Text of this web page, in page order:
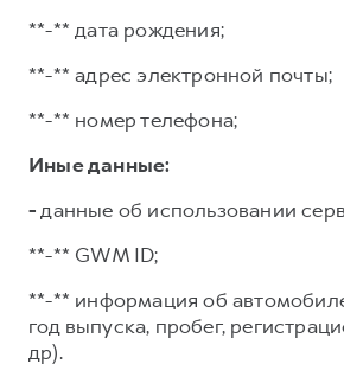
**-** дата рождения;
**-** адрес электронной почты;
**-** номер телефона;
Иные данные:
-данные об использовании
**-** GWM ID;
**-** информация об
год выпуска, пробег,
др).